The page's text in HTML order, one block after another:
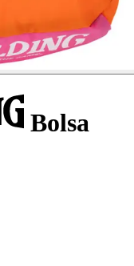
Bolsa